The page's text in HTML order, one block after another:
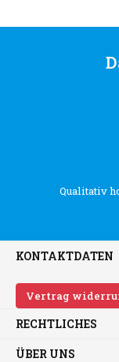
Qualitativ
KONTAKTDATEN
Vertrag
RECHTLICHES
ÜBER UNS